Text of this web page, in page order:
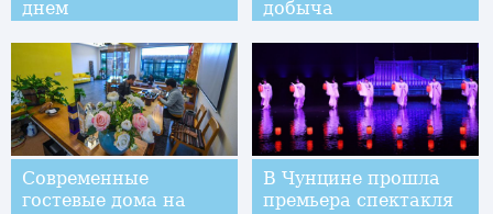
днем
добыча
Современные
гостевые дома на
В Чунцине прошла
премьера спектакля